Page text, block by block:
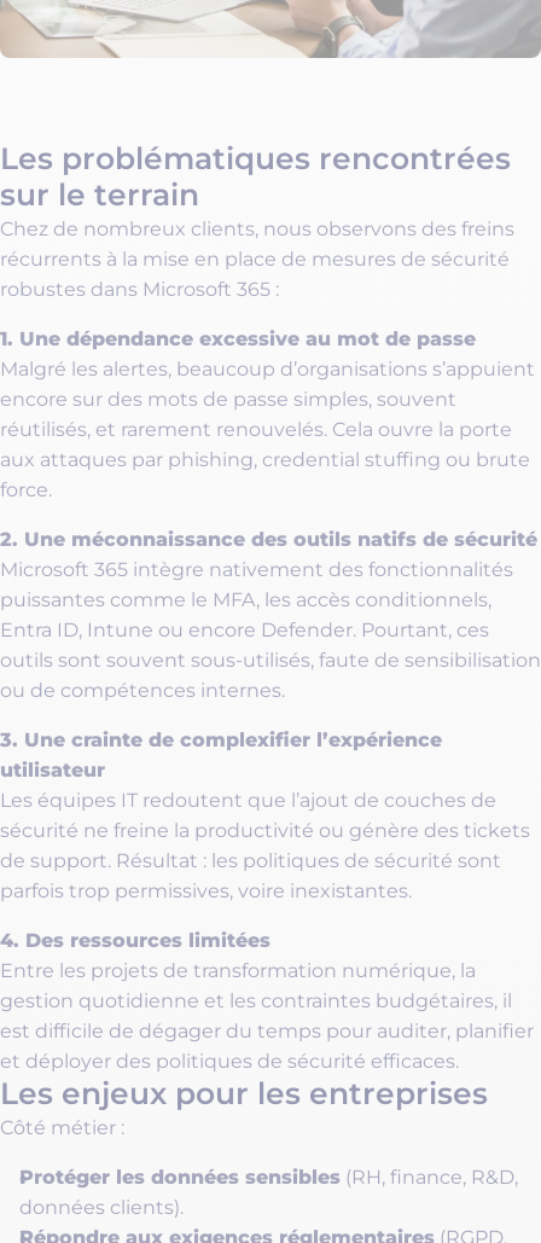
Les problématiques rencontrées
sur le terrain
Chez de nombreux clients, nous observons des freins
récurrents à la mise en place de mesures de sécurité
robustes dans Microsoft 365 :
1. Une dépendance excessive au mot de passe
Malgré les alertes, beaucoup d’organisations s’appuient
encore sur des mots de passe simples, souvent
réutilisés, et rarement renouvelés. Cela ouvre la porte
aux attaques par phishing, credential stuffing ou brute
force.
2. Une méconnaissance des outils natifs de sécurité
Microsoft 365 intègre nativement des fonctionnalités
puissantes comme le MFA, les accès conditionnels,
Entra ID, Intune ou encore Defender. Pourtant, ces
outils sont souvent sous-utilisés, faute de sensibilisation
ou de compétences internes.
3. Une crainte de complexifier l’expérience
utilisateur
Les équipes IT redoutent que l’ajout de couches de
sécurité ne freine la productivité ou génère des tickets
de support. Résultat : les politiques de sécurité sont
parfois trop permissives, voire inexistantes.
4. Des ressources limitées
Entre les projets de transformation numérique, la
gestion quotidienne et les contraintes budgétaires, il
est difficile de dégager du temps pour auditer, planifier
et déployer des politiques de sécurité efficaces.
Les enjeux pour les entreprises
Côté métier :
Protéger les données sensibles (RH, finance, R&D,
données clients).